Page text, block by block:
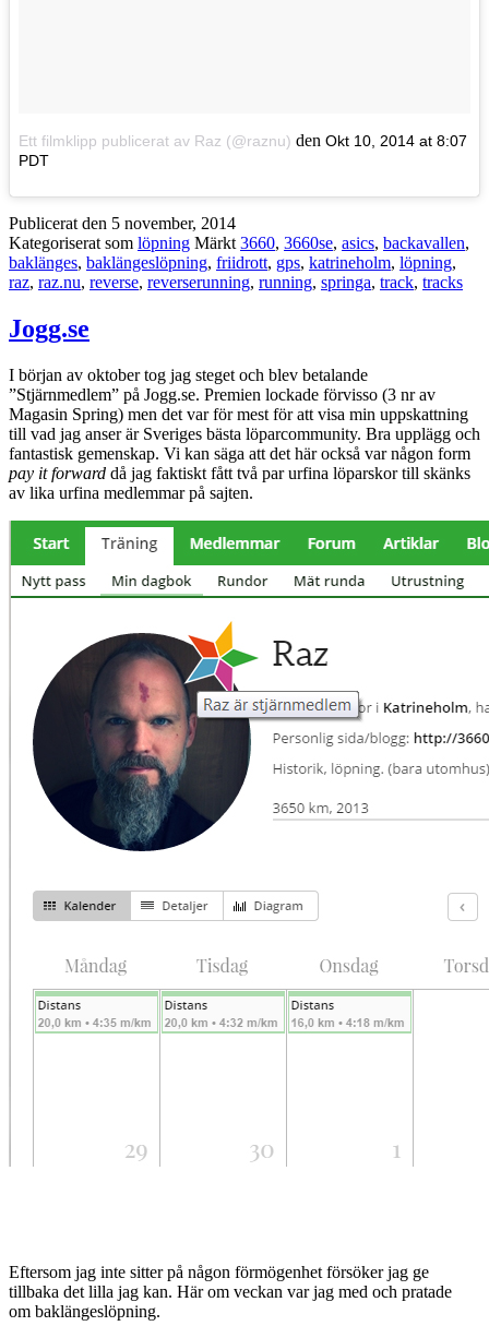
Ett filmklipp publicerat av Raz (@raznu) den Okt 10, 2014 at 8:07
PDT
Publicerat den 5 november, 2014
Kategoriserat som löpning Märkt 3660, 3660se, asics, backavallen,
baklänges, baklängeslöpning, friidrott, gps, katrineholm, löpning,
raz, raz.nu, reverse, reverserunning, running, springa, track, tracks
Jogg.se
I början av oktober tog jag steget och blev betalande
”Stjärnmedlem” på Jogg.se. Premien lockade förvisso (3 nr av
Magasin Spring) men det var för mest för att visa min uppskattning
till vad jag anser är Sveriges bästa löparcommunity. Bra upplägg och
fantastisk gemenskap. Vi kan säga att det här också var någon form
pay it forward då jag faktiskt fått två par urfina löparskor till skänks
av lika urfina medlemmar på sajten.
Eftersom jag inte sitter på någon förmögenhet försöker jag ge
tillbaka det lilla jag kan. Här om veckan var jag med och pratade
om baklängeslöpning.